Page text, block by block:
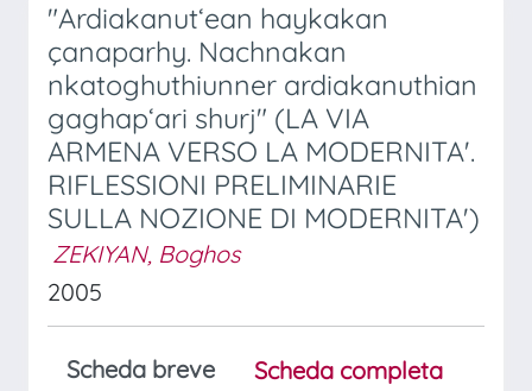
"Ardiakanut‘ean haykakan
çanaparhy. Nachnakan
nkatoghuthiunner ardiakanuthian
gaghap‘ari shurj" (LA VIA
ARMENA VERSO LA MODERNITA'.
RIFLESSIONI PRELIMINARIE
SULLA NOZIONE DI MODERNITA')
ZEKIYAN, Boghos
2005
Scheda breve
Scheda completa